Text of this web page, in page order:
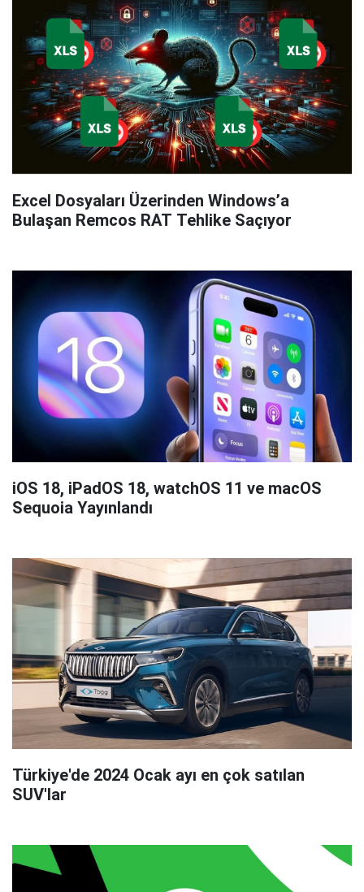
Excel Dosyaları Üzerinden Windows’a
Bulaşan Remcos RAT Tehlike Saçıyor
iOS 18, iPadOS 18, watchOS 11 ve macOS
Sequoia Yayınlandı
Türkiye'de 2024 Ocak ayı en çok satılan
SUV'lar